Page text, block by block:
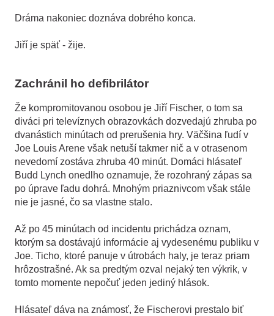
Dráma nakoniec doznáva dobrého konca.
Jiří je späť - žije.
Zachránil ho defibrilátor
Že kompromitovanou osobou je Jiří Fischer, o tom sa
diváci pri televíznych obrazovkách dozvedajú zhruba po
dvanástich minútach od prerušenia hry. Väčšina ľudí v
Joe Louis Arene však netuší takmer nič a v otrasenom
nevedomí zostáva zhruba 40 minút. Domáci hlásateľ
Budd Lynch onedlho oznamuje, že rozohraný zápas sa
po úprave ľadu dohrá. Mnohým priaznivcom však stále
nie je jasné, čo sa vlastne stalo.
Až po 45 minútach od incidentu prichádza oznam,
ktorým sa dostávajú informácie aj vydesenému publiku v
Joe. Ticho, ktoré panuje v útrobách haly, je teraz priam
hrôzostrašné. Ak sa predtým ozval nejaký ten výkrik, v
tomto momente nepočuť jeden jediný hlások.
Hlásateľ dáva na známosť, že Fischerovi prestalo biť